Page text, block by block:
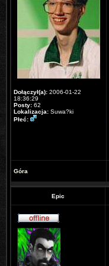
Dołączył(a): 2006-01-22
18:36:29
Posty: 62
Lokalizacja: Suwa?ki
Płeć:
Góra
Epic